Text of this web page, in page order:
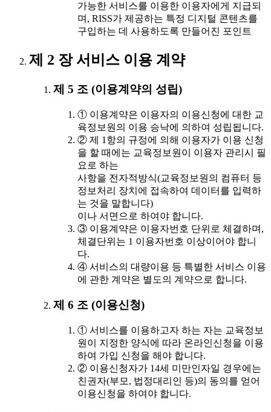
가능한 서비스를 이용한 이용자에게 지급되
며, RISS가 제공하는 특정 디지털 콘텐츠를
구입하는 데 사용하도록 만들어진 포인트
제 2 장 서비스 이용 계약
제 5 조 (이용계약의 성립)
① 이용계약은 이용자의 이용신청에 대한 교
육정보원의 이용 승낙에 의하여 성립됩니다.
② 제 1항의 규정에 의해 이용자가 이용 신청
을 할 때에는 교육정보원이 이용자 관리시 필
요로 하는
사항을 전자적방식(교육정보원의 컴퓨터 등
정보처리 장치에 접속하여 데이터를 입력하
는 것을 말합니다)
이나 서면으로 하여야 합니다.
③ 이용계약은 이용자번호 단위로 체결하며,
체결단위는 1 이용자번호 이상이어야 합니
다.
④ 서비스의 대량이용 등 특별한 서비스 이용
에 관한 계약은 별도의 계약으로 합니다.
제 6 조 (이용신청)
① 서비스를 이용하고자 하는 자는 교육정보
원이 지정한 양식에 따라 온라인신청을 이용
하여 가입 신청을 해야 합니다.
② 이용신청자가 14세 미만인자일 경우에는
친권자(부모, 법정대리인 등)의 동의를 얻어
이용신청을 하여야 합니다.